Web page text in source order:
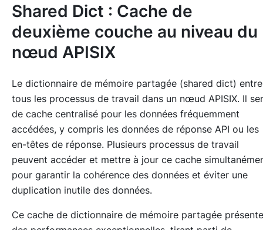
Shared Dict : Cache de
deuxième couche au niveau du
nœud APISIX
Le dictionnaire de mémoire partagée (shared dict) entre
tous les processus de travail dans un nœud APISIX. Il
de cache centralisé pour les données fréquemment
accédées, y compris les données de réponse API ou les
en-têtes de réponse. Plusieurs processus de travail
peuvent accéder et mettre à jour ce cache
pour garantir la cohérence des données et éviter une
duplication inutile des données.
Ce cache de dictionnaire de mémoire partagée présente